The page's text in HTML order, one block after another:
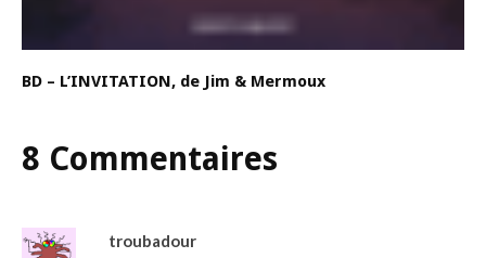
BD – L’INVITATION, de Jim & Mermoux
8 Commentaires
troubadour